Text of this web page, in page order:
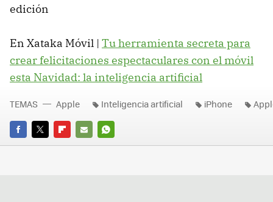
edición
En Xataka Móvil | Tu herramienta secreta para
crear felicitaciones espectaculares con el móvil
esta Navidad: la inteligencia artificial
FACEBOOK
TWITTERFLIPBOARD
E-
WHATSAPP
TEMAS Apple Inteligencia artificial iPhone